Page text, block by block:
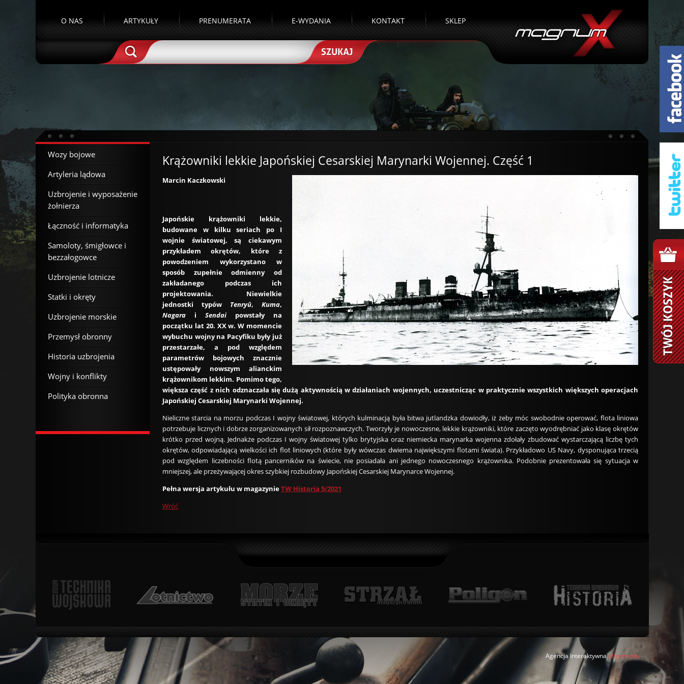
O NAS ARTYKUŁY PRENUMERATA E-WYDANIA KONTAKT SKLEP
Krążowniki lekkie Japońskiej Cesarskiej Marynarki Wojennej. Część 1
Marcin Kaczkowski
Japońskie krążowniki lekkie,
budowane w kilku seriach po I
wojnie światowej, są ciekawym
przykładem okrętów, które z
powodzeniem wykorzystano w
sposób zupełnie odmienny od
zakładanego podczas ich
projektowania. Niewielkie
jednostki typów Tenryū, Kuma,
Nagara i Sendai powstały na
początku lat 20. XX w. W momencie
wybuchu wojny na Pacyfiku były już
przestarzałe, a pod względem
parametrów bojowych znacznie
ustępowały nowszym alianckim
krążownikom lekkim. Pomimo tego,
większa część z nich odznaczała się dużą aktywnością w działaniach wojennych, uczestnicząc w praktycznie wszystkich większych operacjach
Japońskiej Cesarskiej Marynarki Wojennej.
Nieliczne starcia na morzu podczas I wojny światowej, których kulminacją była bitwa jutlandzka dowiodły, iż żeby móc swobodnie operować, flota liniowa
potrzebuje licznych i dobrze zorganizowanych sił rozpoznawczych. Tworzyły je nowoczesne, lekkie krążowniki, które zaczęto wyodrębniać jako klasę okrętów
krótko przed wojną. Jednakże podczas I wojny światowej tylko brytyjska oraz niemiecka marynarka wojenna zdołały zbudować wystarczającą liczbę tych
okrętów, odpowiadającą wielkości ich flot liniowych (które były wówczas dwiema największymi flotami świata). Przykładowo US Navy, dysponująca trzecią
pod względem liczebności flotą pancerników na świecie, nie posiadała ani jednego nowoczesnego krążownika. Podobnie prezentowała się sytuacja w
mniejszej, ale przeżywającej okres szybkiej rozbudowy Japońskiej Cesarskiej Marynarce Wojennej.
Pełna wersja artykułu w magazynieTW Historia 5/2021
Wróć
Wozy bojowe
Artyleria lądowa
Uzbrojenie i wyposażenie
żołnierza
Łączność i informatyka
Samoloty, śmigłowce i
bezzałogowce
Uzbrojenie lotnicze
Statki i okręty
Uzbrojenie morskie
Przemysł obronny
Historia uzbrojenia
Wojny i konflikty
Polityka obronna
Agencja InteraktywnaMigomedia